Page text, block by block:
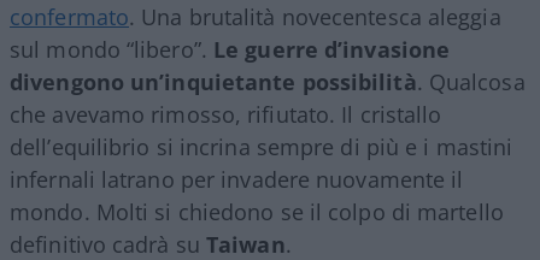
confermato. Una brutalità novecentesca aleggia
sul mondo “libero”. Le guerre d’invasione
divengono un’inquietante possibilità. Qualcosa
che avevamo rimosso, rifiutato. Il cristallo
dell’equilibrio si incrina sempre di più e i mastini
infernali latrano per invadere nuovamente il
mondo. Molti si chiedono se il colpo di martello
definitivo cadrà suTaiwan.